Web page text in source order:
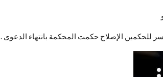
للحكمين الإصلاح حكمت المحكمة بانتهاء الدعوى .